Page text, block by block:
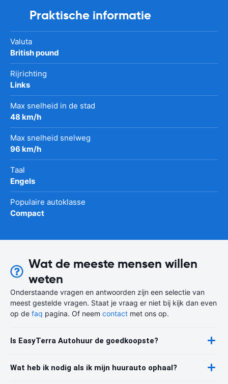
Praktische informatie
Valuta
British pound
Rijrichting
Links
Max snelheid in de stad
48 km/h
Max snelheid snelweg
96 km/h
Taal
Engels
Populaire autoklasse
Compact
Wat de meeste mensen willen
weten
Onderstaande vragen en antwoorden zijn een selectie van
meest gestelde vragen. Staat je vraag er niet bij kijk dan even
op de faq pagina. Of neem contact met ons op.
Is EasyTerra Autohuur de goedkoopste?
Wat heb ik nodig als ik mijn huurauto ophaal?